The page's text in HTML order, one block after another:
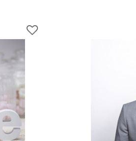
0prodotti nel carrello.
prodotto nel carrello
prodotti